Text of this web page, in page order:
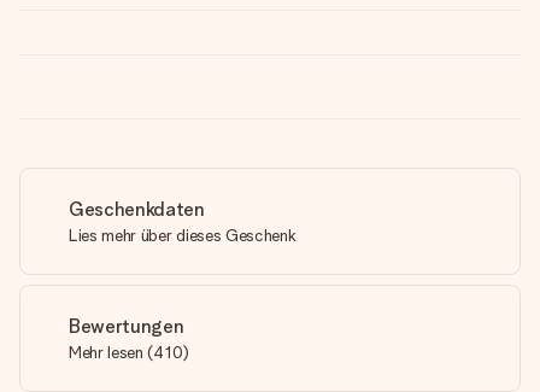
Geschenkdaten
Lies mehr über dieses Geschenk
Bewertungen
Mehr lesen (410)